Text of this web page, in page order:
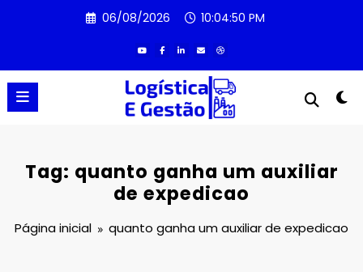
06/08/2026 10:04:50 PM
Tag: quanto ganha um auxiliar
de expedicao
Página inicial quanto ganha um auxiliar de expedicao